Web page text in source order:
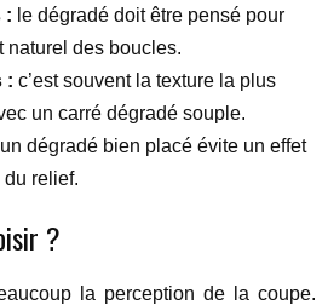
: le dégradé doit être pensé pour
naturel des boucles.
: c’est souvent la texture la plus
un carré dégradé souple.
un dégradé bien placé évite un effet
relief.
?
la perception de la coupe.